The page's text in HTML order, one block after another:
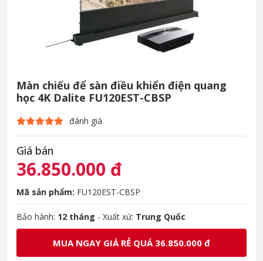
Màn chiếu để sàn điều khiển điện quang
học 4K Dalite FU120EST-CBSP
đánh giá
Giá bán
36.850.000 đ
Mã sản phẩm: FU120EST-CBSP
Bảo hành: 12 tháng - Xuất xứ: Trung Quốc
MUA NGAY GIÁ RẺ QUÁ 36.850.000 đ